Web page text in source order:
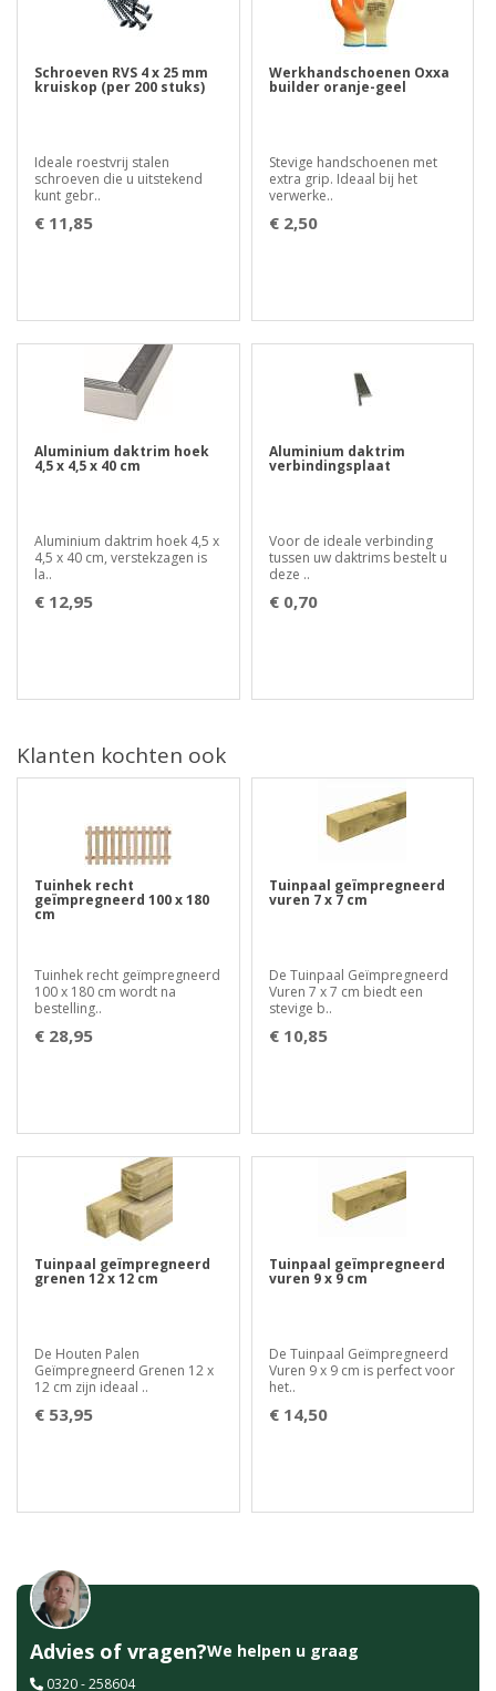
Schroeven RVS 4 x 25 mm
kruiskop (per 200 stuks)
Ideale roestvrij stalen
schroeven die u uitstekend
kunt gebr..
€ 11,85
Werkhandschoenen Oxxa
builder oranje-geel
Stevige handschoenen met
extra grip. Ideaal bij het
verwerke..
€ 2,50
Aluminium daktrim hoek
4,5 x 4,5 x 40 cm
Aluminium daktrim hoek 4,5 x
4,5 x 40 cm, verstekzagen is
la..
€ 12,95
Aluminium daktrim
verbindingsplaat
Voor de ideale verbinding
tussen uw daktrims bestelt u
deze ..
€ 0,70
Klanten kochten ook
Tuinhek recht
geïmpregneerd 100 x 180
cm
Tuinhek recht geïmpregneerd
100 x 180 cm wordt na
bestelling..
€ 28,95
Tuinpaal geïmpregneerd
vuren 7 x 7 cm
De Tuinpaal Geïmpregneerd
Vuren 7 x 7 cm biedt een
stevige b..
€ 10,85
Tuinpaal geïmpregneerd
grenen 12 x 12 cm
De Houten Palen
Geïmpregneerd Grenen 12 x
12 cm zijn ideaal ..
€ 53,95
Tuinpaal geïmpregneerd
vuren 9 x 9 cm
De Tuinpaal Geïmpregneerd
Vuren 9 x 9 cm is perfect voor
het..
€ 14,50
Advies of vragen?We helpen u graag
0320 - 258604